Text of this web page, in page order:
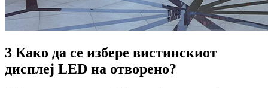
3 Како да се избере вистинскиот
дисплеј LED на отворено?